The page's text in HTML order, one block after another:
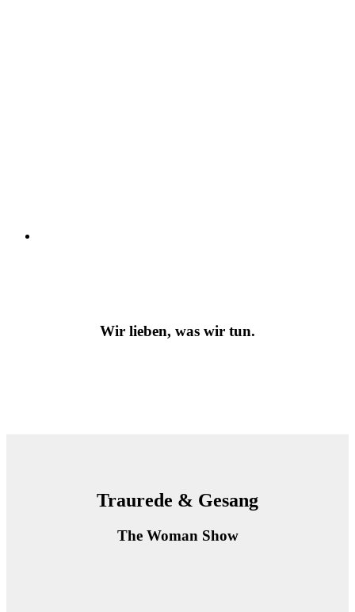
Wir lieben, was wir tun.
Traurede & Gesang
The Woman Show